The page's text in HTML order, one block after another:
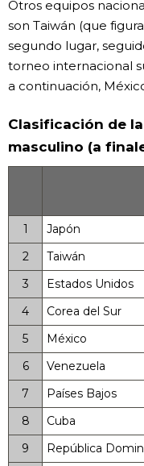
Tokio
Avisos
Otros equipos
son Taiwán (que
segundo lugar,
torneo internacional
a continuación,
Clasificación de
masculino (a
1
Japón
2
Taiwán
3
Estados Unidos
4
Corea del Sur
5
México
6
Venezuela
7
Países Bajos
8
Cuba
9
República